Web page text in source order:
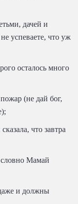
дачей и
успеваете, что уж
осталось много
(не дай бог,
что завтра
Мамай
и должны